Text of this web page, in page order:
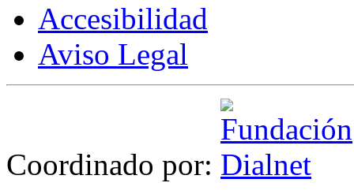
Accesibilidad
Aviso Legal
Coordinado por: